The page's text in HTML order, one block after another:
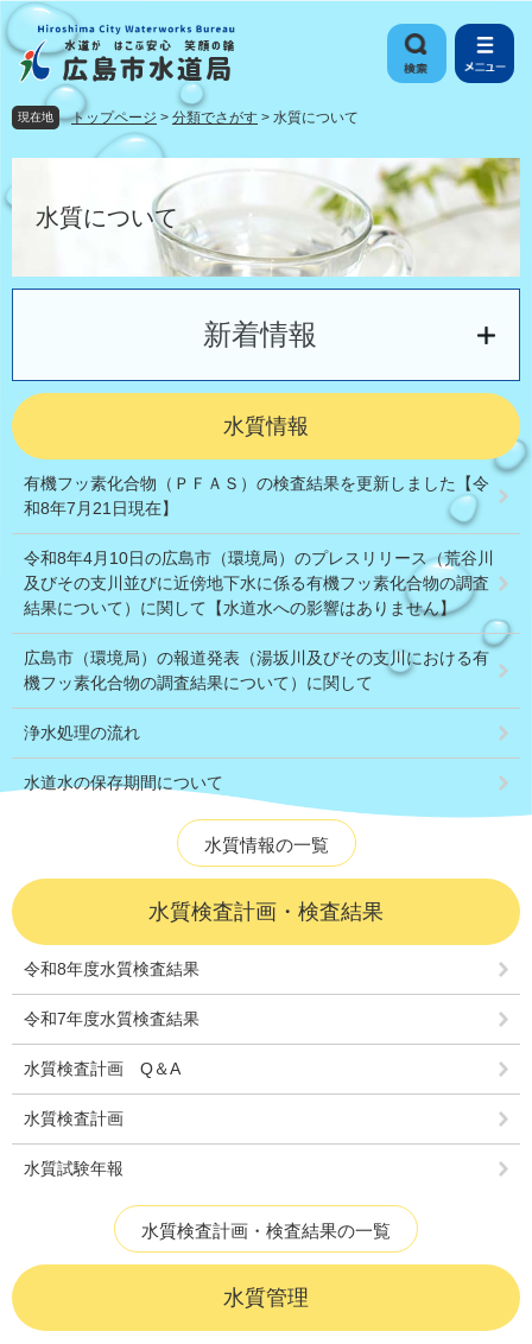
ペ
ー
先
で
。
メ
ニ
を
ば
て
へ
現在地 トップページ > 分類でさがす > 水質について
水質について
新着情報
水質情報
有機フッ素化合物（ＰＦＡＳ）の検査結果を更新しました【令
和8年7月21日現在】
令和8年4月10日の広島市（環境局）のプレスリリース（荒谷川
及びその支川並びに近傍地下水に係る有機フッ素化合物の調査
結果について）に関して【水道水への影響はありません】
広島市（環境局）の報道発表（湯坂川及びその支川における有
機フッ素化合物の調査結果について）に関して
浄水処理の流れ
水道水の保存期間について
水質情報の一覧
水質検査計画・検査結果
令和8年度水質検査結果
令和7年度水質検査結果
水質検査計画 Q＆A
水質検査計画
水質試験年報
水質検査計画・検査結果の一覧
水質管理